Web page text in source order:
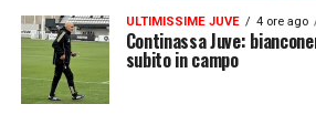
demerita
Locatelli 6.5 –L’Emirates
vederlo con la maglia
ULTIMISSIME JUVE 4 ore ago
Continassa Juve:
subito in campo